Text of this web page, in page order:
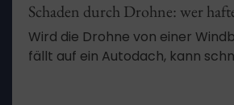
Schaden durch Drohne: wer
Wird die Drohne von einer
fällt auf ein Autodach, kann